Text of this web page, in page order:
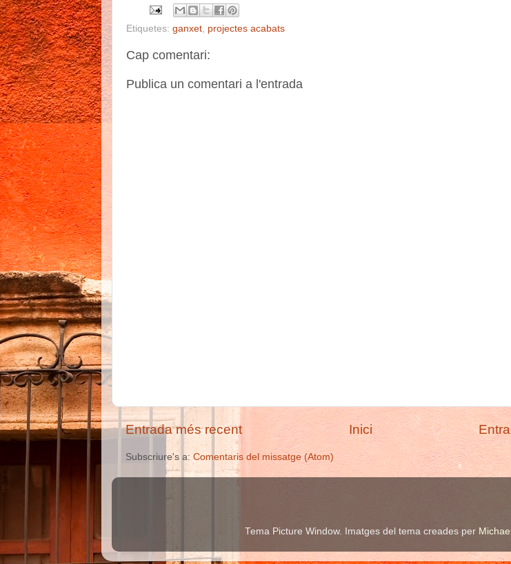
Etiquetes: ganxet, projectes acabats
Cap comentari:
Publica un comentari a l'entrada
Entrada més recent Inici
Subscriure's a: Comentaris del missatge (Atom)
Tema Picture Window. Imatges del tema creades per